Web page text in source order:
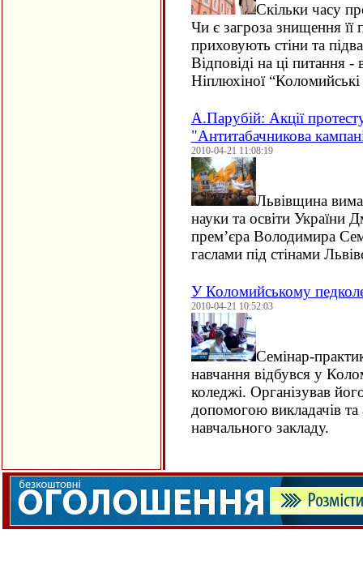
Скільки часу
Чи є загроза знищення її
приховують стіни та
Відповіді на ці питання -
Ніплюхіної “Коломийські
А.Парубій: Aкції
"Антитабачникова
2010-04-21 11:08:19
Львівщина
науки та освіти України
прем’єра Володимира
гаслами під стінами
У Коломийському
2010-04-21 10:52:03
Семінар-
навчання відбувся у
коледжі. Організував
допомогою викладачів та
навчального закладу.